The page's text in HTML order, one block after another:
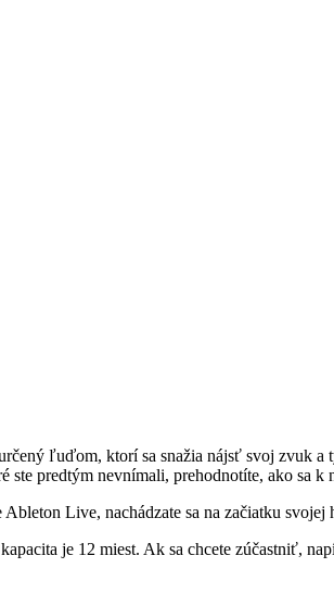
ľuďom, ktorí sa snažia nájsť svoj zvuk
ste predtým nevnímali, prehodnotíte, ako sa
Live, nachádzate sa na začiatku
je 12 miest. Ak sa chcete zúčastniť,